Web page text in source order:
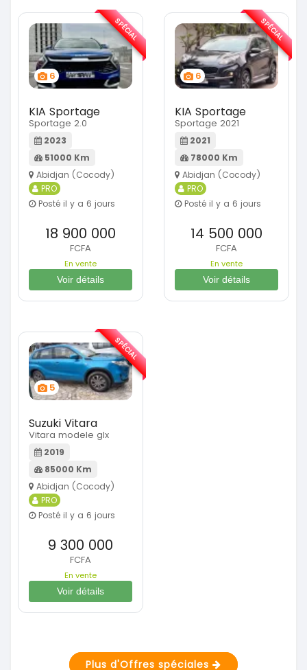
6
KIA Sportage
Sportage 2.0
2023
51000 Km
Abidjan (Cocody)
PRO
Posté il y a 6 jours
18 900 000
FCFA
En vente
Voir détails
SPÉCIAL
6
KIA Sportage
Sportage 2021
2021
78000 Km
Abidjan (Cocody)
PRO
Posté il y a 6 jours
14 500 000
FCFA
En vente
Voir détails
SPÉCIAL
5
Suzuki Vitara
Vitara modele glx
2019
85000 Km
Abidjan (Cocody)
PRO
Posté il y a 6 jours
9 300 000
FCFA
En vente
Voir détails
SPÉCIAL
Plus d'Offres spéciales